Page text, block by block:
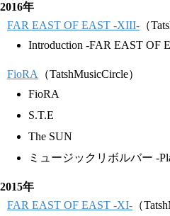
2016年
FAR EAST OF EAST -XIII- （
Introduction -FAR EAST OF
FioRA
（TatshMusicCircle）
FioRA
S.T.E
The SUN
ミュージックリボルバー -
2015年
FAR EAST OF EAST -XI- （